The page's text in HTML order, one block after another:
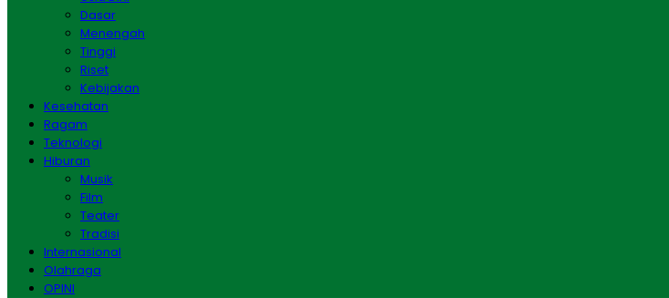
Dasar
Menengah
Tinggi
Riset
Kebijakan
Kesehatan
Ragam
Teknologi
Hiburan
Musik
Film
Teater
Tradisi
Internasional
Olahraga
OPINI